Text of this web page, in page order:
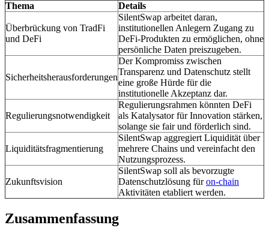
Thema Details
Überbrückung von TradFi
und DeFi
SilentSwap arbeitet daran,
institutionellen Anlegern Zugang zu
DeFi-Produkten zu ermöglichen, ohne
persönliche Daten preiszugeben.
Sicherheitsherausforderungen
Der Kompromiss zwischen
Transparenz und Datenschutz stellt
eine große Hürde für die
institutionelle Akzeptanz dar.
Regulierungsnotwendigkeit
Regulierungsrahmen könnten DeFi
als Katalysator für Innovation stärken,
solange sie fair und förderlich sind.
Liquiditätsfragmentierung
SilentSwap aggregiert Liquidität über
mehrere Chains und vereinfacht den
Nutzungsprozess.
Zukunftsvision
SilentSwap soll als bevorzugte
Datenschutzlösung füron-chain
Aktivitäten etabliert werden.
Zusammenfassung